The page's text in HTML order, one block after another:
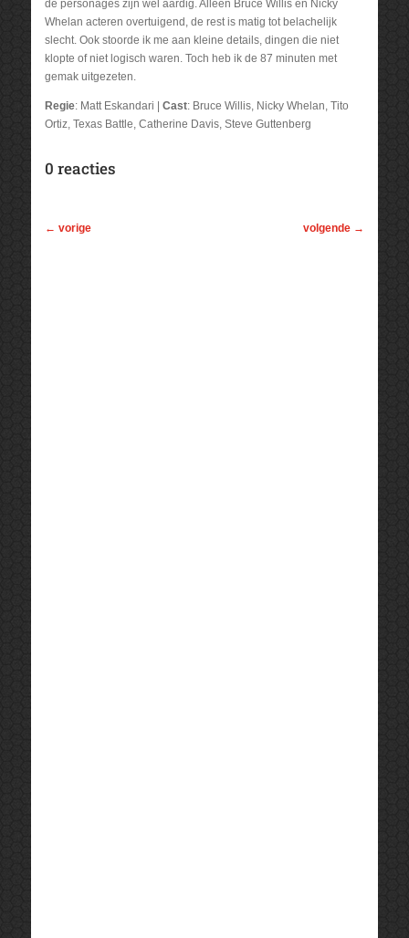
de personages zijn wel aardig. Alleen Bruce Willis en Nicky
Whelan acteren overtuigend, de rest is matig tot belachelijk
slecht. Ook stoorde ik me aan kleine details, dingen die niet
klopte of niet logisch waren. Toch heb ik de 87 minuten met
gemak uitgezeten.
Regie: Matt Eskandari | Cast: Bruce Willis, Nicky Whelan, Tito
Ortiz, Texas Battle, Catherine Davis, Steve Guttenberg
0 reacties
← vorige volgende →